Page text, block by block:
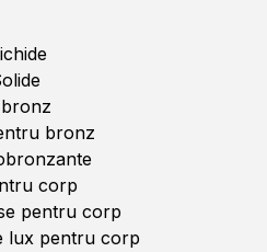
bronz
corp
pentru corp
lux pentru corp